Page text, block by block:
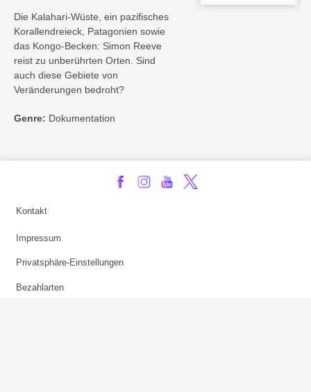
Die Kalahari-Wüste, ein pazifisches
Korallendreieck, Patagonien sowie
das Kongo-Becken: Simon Reeve
reist zu unberührten Orten. Sind
auch diese Gebiete von
Veränderungen bedroht?
Genre: Dokumentation
Kontakt
Impressum
Privatsphäre-Einstellungen
Bezahlarten